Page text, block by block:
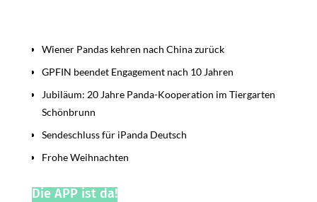
Wiener Pandas kehren nach China zurück
GPFIN beendet Engagement nach 10 Jahren
Jubiläum: 20 Jahre Panda-Kooperation im Tiergarten
Schönbrunn
Sendeschluss für iPanda Deutsch
Frohe Weihnachten
Die APP ist da!